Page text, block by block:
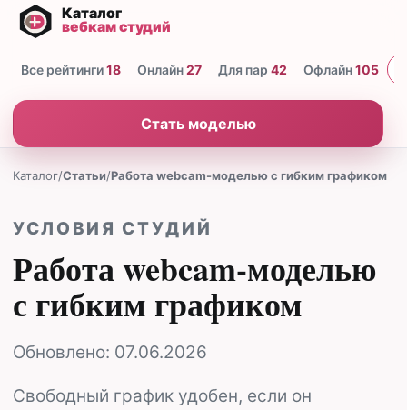
Все рейтинги18 Онлайн27 Для пар 42 Офлайн105
Стать моделью
Каталог/Статьи/Работа webcam-моделью с гибким графиком
УСЛОВИЯ СТУДИЙ
Работа webcam-моделью
с гибким графиком
Обновлено: 07.06.2026
Свободный график удобен, если он